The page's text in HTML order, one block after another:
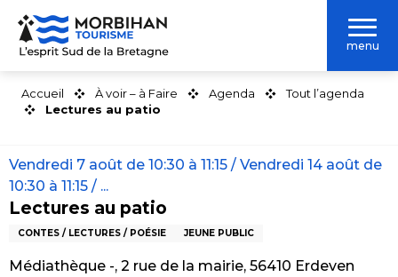
Aller
contenu
menu
Accueil À voir – à Faire Agenda
Tout l’agenda
Lectures au patio
Vendredi 7 août de 10:30 à 11:15 / Vendredi 14 août de
10:30 à 11:15 / ...
Lectures au patio
CONTES / LECTURES / POÉSIE JEUNE PUBLIC
Médiathèque -, 2 rue de la mairie, 56410 Erdeven